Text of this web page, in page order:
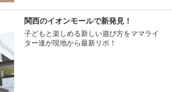
関西のイオンモールで新発見！
子どもと楽しめる新しい遊び方をママライ
ター達が現地から最新リポ！